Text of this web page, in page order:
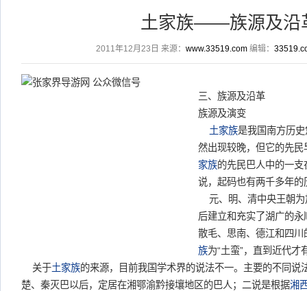
土家族——族源及沿
2011年12月23日 来源： www.33519.com编辑：
三、族源及沿革
族源及演变
土家族是我国南方历
然出现较晚，但它的先
家族的先民巴人中的一
说，起码也有两千多年的
元、明、清中央王朝为
后建立和充实了湖广的
散毛、思南、德江和四
族为“土蛮”，直到近代才
关于土家族的来源，目前我国学术界的说法不一。主要的不同说
楚、秦灭巴以后，定居在湘鄂渝黔接壤地区的巴人；二说是根据湘